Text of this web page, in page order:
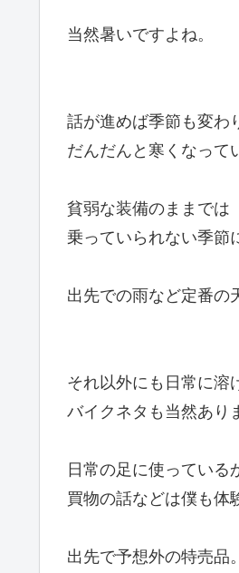
当然暑いですよね。
話が進めば季節も変わ
だんだんと寒くなって
貧弱な装備のままでは
乗っていられない季節
出先での雨など定番の
それ以外にも日常に溶
バイクネタも当然あり
日常の足に使っている
買物の話などは僕も体
出先で予想外の特売品